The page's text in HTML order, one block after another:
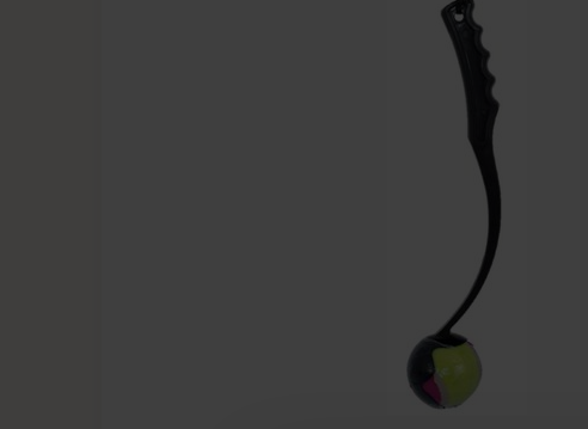
Lista: . Innehåller 1 objekt.